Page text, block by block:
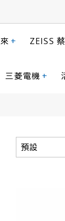
+ ZEISS
三菱電機 +